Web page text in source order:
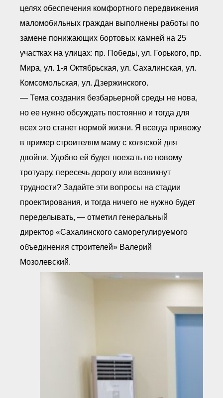
целях обеспечения комфортного передвижения
маломобильных граждан выполнены работы по
замене понижающих бортовых камней на 25
участках на улицах: пр. Победы, ул. Горького, пр.
Мира, ул. 1-я Октябрьская, ул. Сахалинская, ул.
Комсомольская, ул. Дзержинского.
— Тема создания безбарьерной среды не нова,
но ее нужно обсуждать постоянно и тогда для
всех это станет нормой жизни. Я всегда привожу
в пример строителям маму с коляской для
двойни. Удобно ей будет поехать по новому
тротуару, пересечь дорогу или возникнут
трудности? Задайте эти вопросы на стадии
проектирования, и тогда ничего не нужно будет
переделывать, — отметил генеральный
директор «Сахалинского саморегулируемого
объединения строителей» Валерий
Мозолевский.